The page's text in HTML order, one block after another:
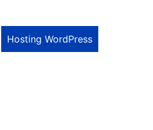
Hosting WordPress